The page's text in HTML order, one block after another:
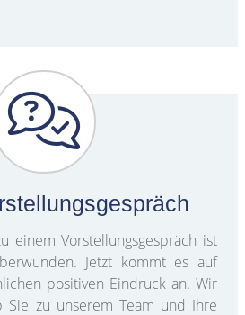
einem Vorstellungsgespräch ist
Jetzt kommt es auf
positiven Eindruck an. Wir
Sie zu unserem Team und Ihre